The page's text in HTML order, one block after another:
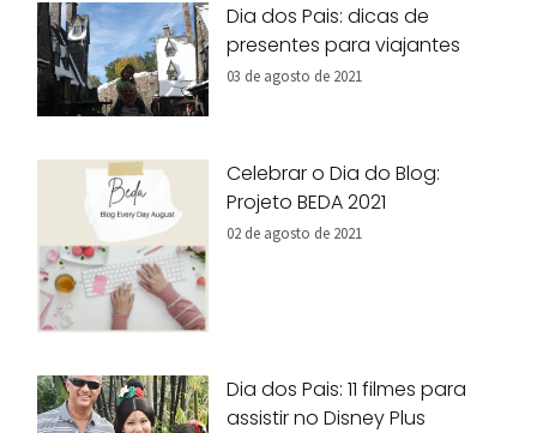
Dia dos Pais: dicas de
presentes para viajantes
03 de agosto de 2021
Celebrar o Dia do Blog:
Projeto BEDA 2021
02 de agosto de 2021
Dia dos Pais: 11 filmes para
assistir no Disney Plus